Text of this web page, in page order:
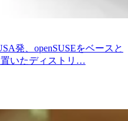
発、openSUSEをベースと
置いたディストリ…